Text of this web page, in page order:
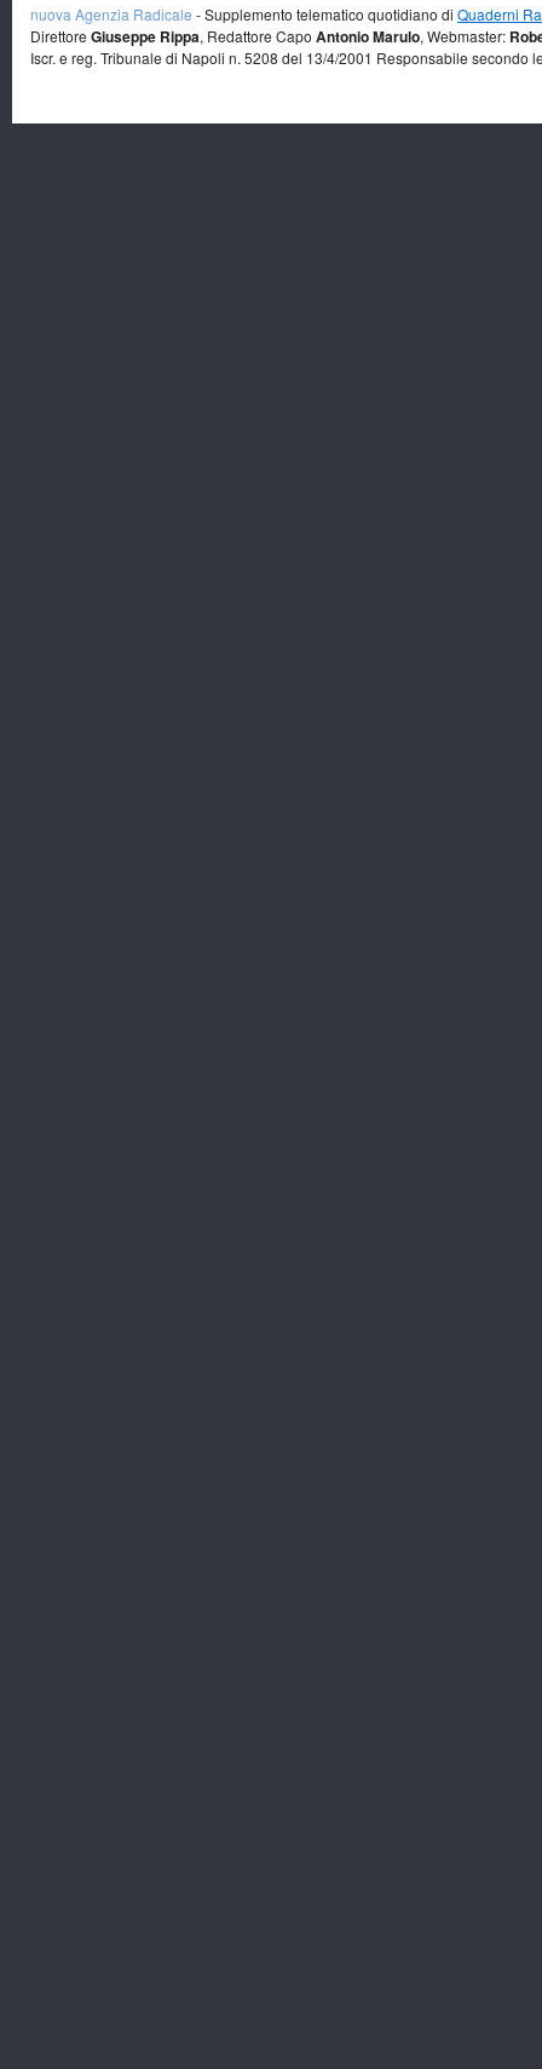
nuova Agenzia Radicale - Supplemento telematico quotidiano di Quaderni
Direttore Giuseppe Rippa, Redattore Capo Antonio Marulo, Webmaster:
Iscr. e reg. Tribunale di Napoli n. 5208 del 13/4/2001 Responsabile secondo